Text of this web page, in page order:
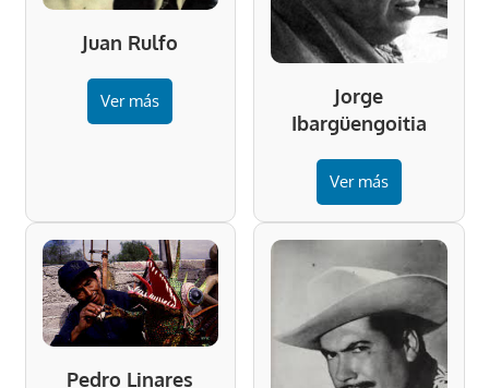
Juan Rulfo
Ver más
Jorge
Ibargüengoitia
Ver más
Pedro Linares